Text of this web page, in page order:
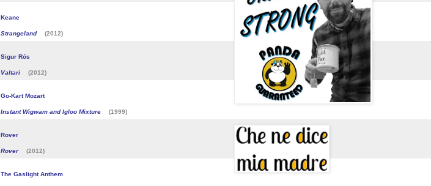
Keane
Strangeland (2012)
Sigur Rós
Valtari (2012)
Go-Kart Mozart
Instant Wigwam and Igloo Mixture (1999)
Rover
Rover (2012)
The Gaslight Anthem